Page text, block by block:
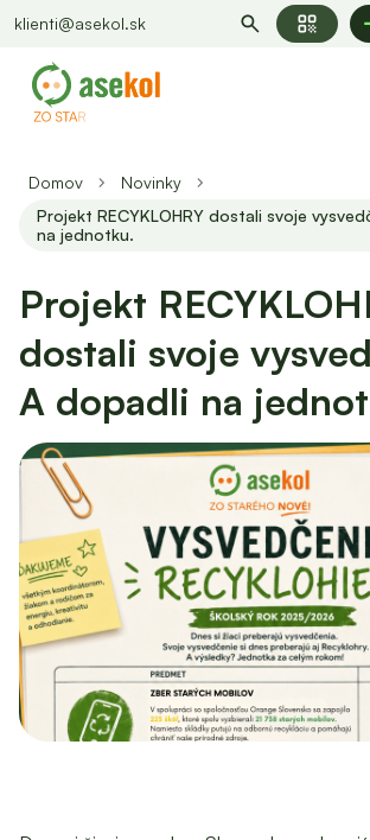
klienti@asekol.sk qr_code
Domov
Novinky
Projekt RECYKLOHRY dostali svoje
na jednotku.
Projekt
dostali svoje
A dopadli na